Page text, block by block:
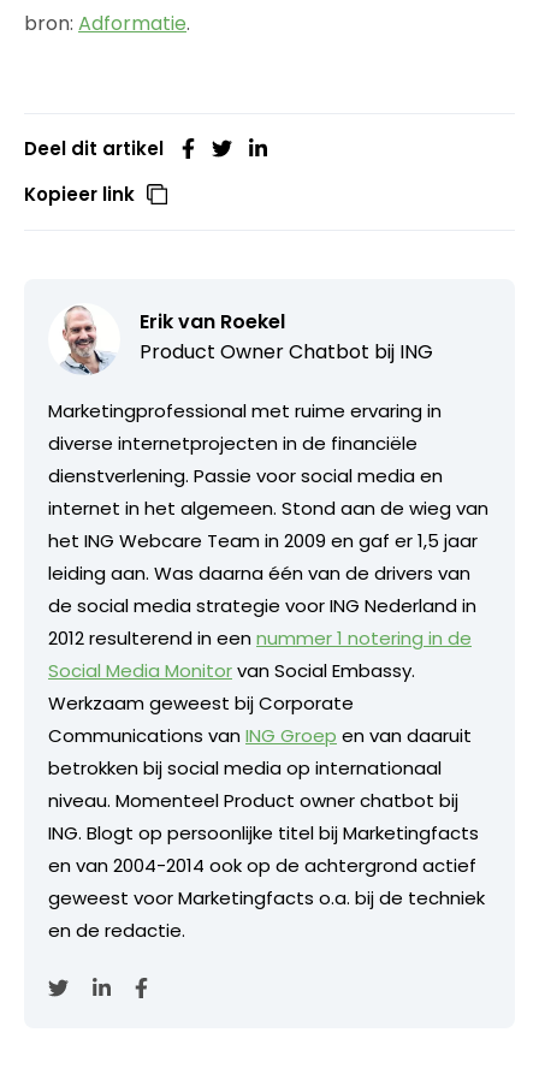
bron: Adformatie.
Deel dit artikel
Kopieer link
Erik van Roekel
Product Owner Chatbot bij ING
Marketingprofessional met ruime ervaring in
diverse internetprojecten in de financiële
dienstverlening. Passie voor social media en
internet in het algemeen. Stond aan de wieg van
het ING Webcare Team in 2009 en gaf er 1,5 jaar
leiding aan. Was daarna één van de drivers van
de social media strategie voor ING Nederland in
2012 resulterend in eennummer 1 notering in de
Social Media Monitorvan Social Embassy.
Werkzaam geweest bij Corporate
Communications vanING Groep en van daaruit
betrokken bij social media op internationaal
niveau. Momenteel Product owner chatbot bij
ING. Blogt op persoonlijke titel bij Marketingfacts
en van 2004-2014 ook op de achtergrond actief
geweest voor Marketingfacts o.a. bij de techniek
en de redactie.